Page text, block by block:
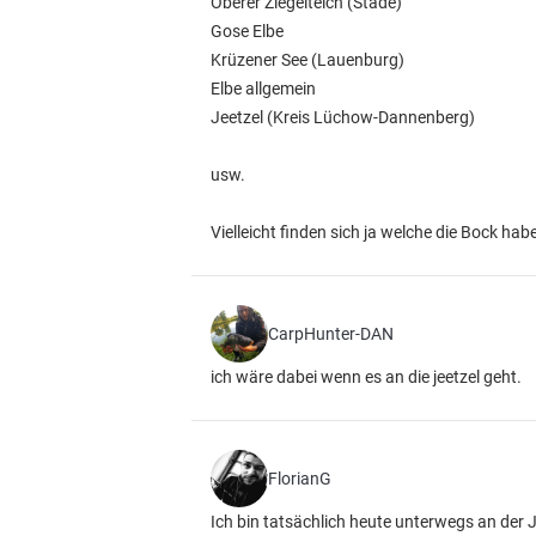
Gose Elbe
Krüzener See (Lauenburg)
Elbe allgemein
Jeetzel (Kreis Lüchow-Dannenberg)
usw.
Vielleicht finden sich ja welche die Bock
CarpHunter-DAN
ich wäre dabei wenn es an die jeetzel geht.
FlorianG
Ich bin tatsächlich heute unterwegs an der